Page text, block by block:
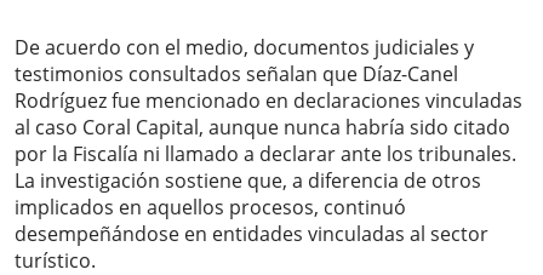
De acuerdo con el medio, documentos judiciales y
testimonios consultados señalan que Díaz-Canel
Rodríguez fue mencionado en declaraciones vinculadas
al caso Coral Capital, aunque nunca habría sido citado
por la Fiscalía ni llamado a declarar ante los tribunales.
La investigación sostiene que, a diferencia de otros
implicados en aquellos procesos, continuó
desempeñándose en entidades vinculadas al sector
turístico.